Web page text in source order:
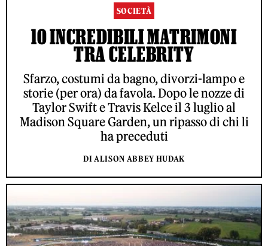
SOCIETÀ
10 INCREDIBILI MATRIMONI
TRA CELEBRITY
Sfarzo, costumi da bagno, divorzi-lampo e
storie (per ora) da favola. Dopo le nozze di
Taylor Swift e Travis Kelce il 3 luglio al
Madison Square Garden, un ripasso di chi li
ha preceduti
DI ALISON ABBEY HUDAK